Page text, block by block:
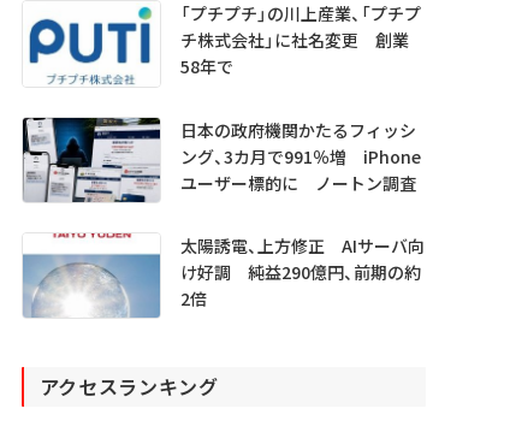
「プチプチ」の川上産業、「プチプ
チ株式会社」に社名変更 創業
58年で
日本の政府機関かたるフィッシ
ング、3カ月で991％増 iPhone
ユーザー標的に ノートン調査
太陽誘電、上方修正 AIサーバ向
け好調 純益290億円、前期の約
2倍
アクセスランキング